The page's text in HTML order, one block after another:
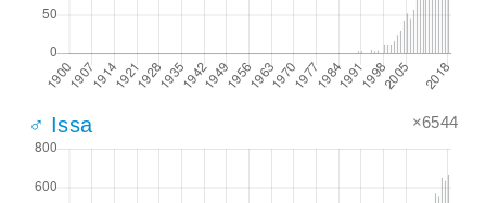
♂ Issa ×6544